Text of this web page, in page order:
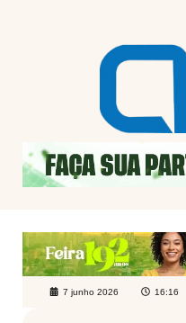
7 junho 2026 16:16